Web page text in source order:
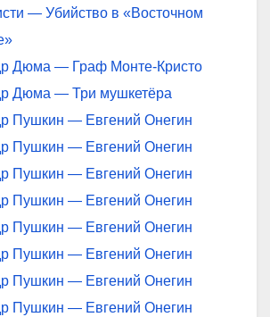
— Убийство в «Восточном
Дюма — Граф Монте-Кристо
Дюма — Три мушкетёра
Пушкин — Евгений Онегин
Пушкин — Евгений Онегин
Пушкин — Евгений Онегин
Пушкин — Евгений Онегин
Пушкин — Евгений Онегин
Пушкин — Евгений Онегин
Пушкин — Евгений Онегин
Пушкин — Евгений Онегин